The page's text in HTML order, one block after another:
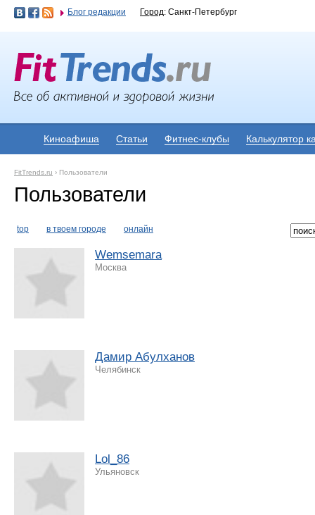
Блог редакции Город: Санкт-Петербург
Киноафиша Статьи Фитнес-клубы Калькулятор
FitTrends.ru › Пользователи
Пользователи
top в твоем городе онлайн
Wemsemara
Москва
Дамир Абулханов
Челябинск
Lol_86
Ульяновск